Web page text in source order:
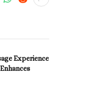
Experience